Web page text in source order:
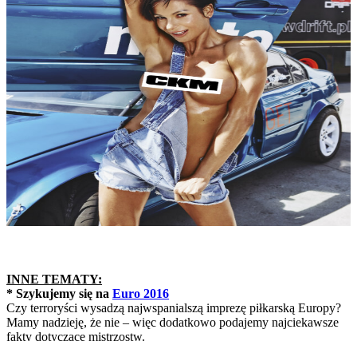
INNE TEMATY:
* Szykujemy się na Euro 2016
Czy terroryści wysadzą najwspanialszą imprezę piłkarską Europy?
Mamy nadzieję, że nie – więc dodatkowo podajemy najciekawsze
fakty dotyczące mistrzostw.